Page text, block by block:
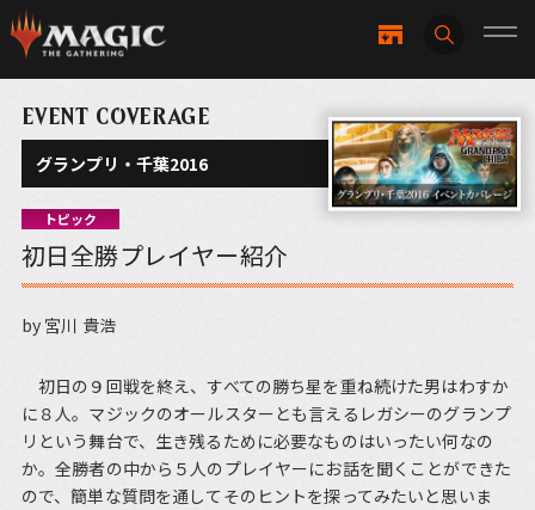
EVENT COVERAGE
グランプリ・千葉2016
トピック
初日全勝プレイヤー紹介
by 宮川 貴浩
初日の９回戦を終え、すべての勝ち星を重ね続けた男はわすか
に８人。マジックのオールスターとも言えるレガシーのグランプ
リという舞台で、生き残るために必要なものはいったい何なの
か。全勝者の中から５人のプレイヤーにお話を聞くことができた
ので、簡単な質問を通してそのヒントを探ってみたいと思いま